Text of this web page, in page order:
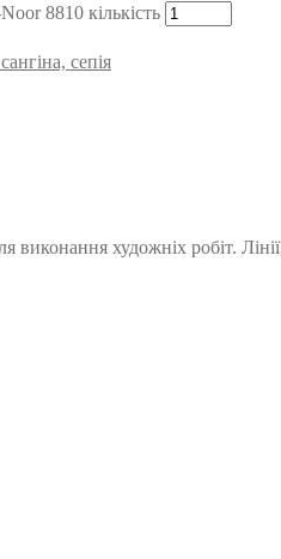
8810 кількість
сепія
художніх робіт.